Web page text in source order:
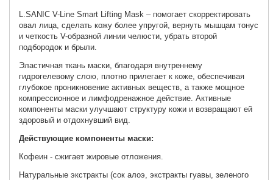
L.SANIC V-Line Smart Lifting Mask – помогает скорректировать
овал лица, сделать кожу более упругой, вернуть мышцам тонус
и четкость V-образной линии челюсти, убрать второй
подбородок и брыли.
Эластичная ткань маски, благодаря внутреннему
гидрогелевому слою, плотно прилегает к коже, обеспечивая
глубокое проникновение активных веществ, а также мощное
компрессионное и лимфодренажное действие.Активные
компоненты маски улучшают структуру кожи и возвращают ей
здоровый и отдохнувший вид.
Действующие компоненты маски:
Кофеин - сжигает жировые отложения.
Натуральные экстракты (сок алоэ, экстракты гуавы, зеленого